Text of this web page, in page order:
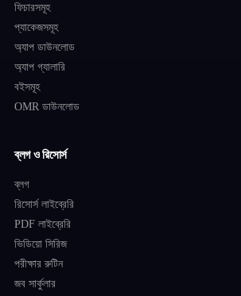
ফিচারসমূহ
প্যাকেজসমূহ
অ্যাপ ডাউনলোড
অ্যাপ গ্যালারি
বইসমূহ
OMR ডাউনলোড
ব্লগ ও রিসোর্স
ব্লগ
রিসোর্স লাইব্রেরি
PDF লাইব্রেরি
ভিডিয়ো সিরিজ
পরীক্ষার রুটিন
জব সার্কুলার